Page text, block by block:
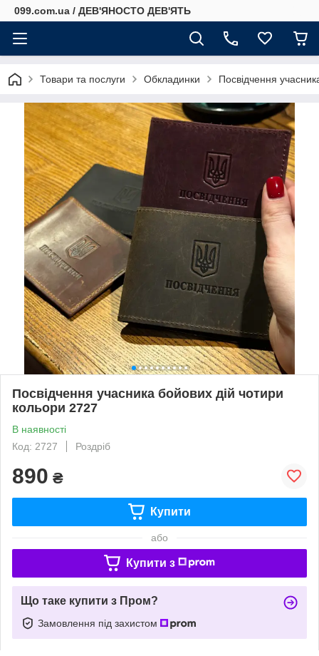
099.com.ua / ДЕВ'ЯНОСТО ДЕВ'ЯТЬ
Товари та послуги Обкладинки Посвідчення
Посвідчення учасника бойових дій чотири
кольори 2727
В наявності
Код: 2727
Роздріб
890 ₴
Купити
або
Купити з
Що таке купити з Пром?
Замовлення під захистом